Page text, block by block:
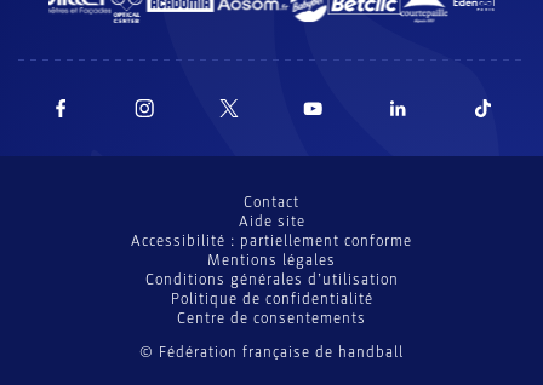
© Fédération française de handball
Contact
Aide site
Accessibilité : partiellement conforme
Mentions légales
Conditions générales d’utilisation
Politique de confidentialité
Centre de consentements